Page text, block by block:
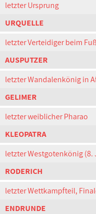
letzter Ursprung
URQUELLE
letzter Verteidiger beim
AUSPUTZER
letzter Wandalenkönig in
GELIMER
letzter weiblicher Pharao
KLEOPATRA
letzter Westgotenkönig
RODERICH
letzter Wettkampfteil,
ENDRUNDE